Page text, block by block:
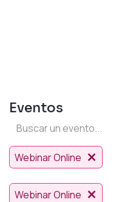
Eventos
Webinar Online
Webinar Online